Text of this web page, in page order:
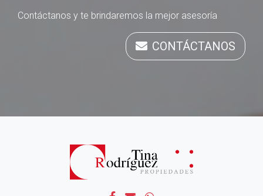
Contáctanos y te brindaremos la mejor asesoría
CONTÁCTANOS